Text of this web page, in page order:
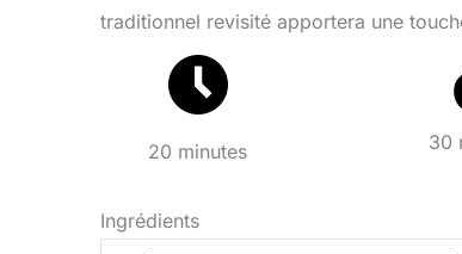
traditionnel revisité apportera une
20 minutes 30
Ingrédients